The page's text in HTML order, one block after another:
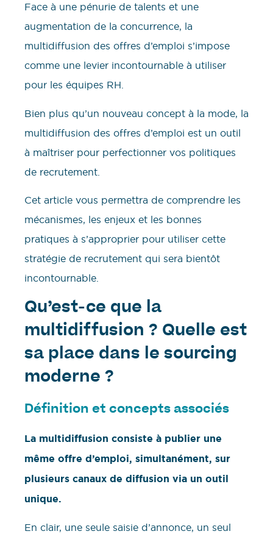
Face à une pénurie de talents et une
augmentation de la concurrence, la
multidiffusion des offres d’emploi s’impose
comme une levier incontournable à utiliser
pour les équipes RH.
Bien plus qu’un nouveau concept à la mode, la
multidiffusion des offres d’emploi est un outil
à maîtriser pour perfectionner vos politiques
de recrutement.
Cet article vous permettra de comprendre les
mécanismes, les enjeux et les bonnes
pratiques à s’approprier pour utiliser cette
stratégie de recrutement qui sera bientôt
incontournable.
Qu’est-ce que la
multidiffusion ? Quelle est
sa place dans le sourcing
moderne ?
Définition et concepts associés
La multidiffusion consiste à publier une
même offre d’emploi, simultanément, sur
plusieurs canaux de diffusion via un outil
unique.
En clair, une seule saisie d’annonce, un seul